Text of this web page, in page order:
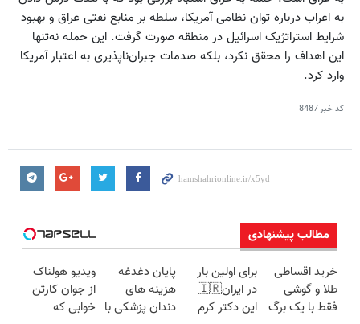
به اعراب درباره توان نظامی آمریکا، سلطه بر منابع نفتی عراق و بهبود
شرایط استراتژیک اسرائیل در منطقه صورت گرفت. این حمله نه‌تنها
این اهداف را محقق نکرد، بلکه صدمات جبران‌ناپذیری به اعتبار آمریکا
وارد کرد.
کد خبر8487
مطالب پیشنهادی
خرید اقساطی
طلا و گوشی
فقط با یک برگ
برای اولین بار
در ایران🇮🇷
این دکتر کرم
پایان دغدغه
هزینه های
دندان پزشکی با
ویدیو هولناک
از جوان کارتن
خوابی که